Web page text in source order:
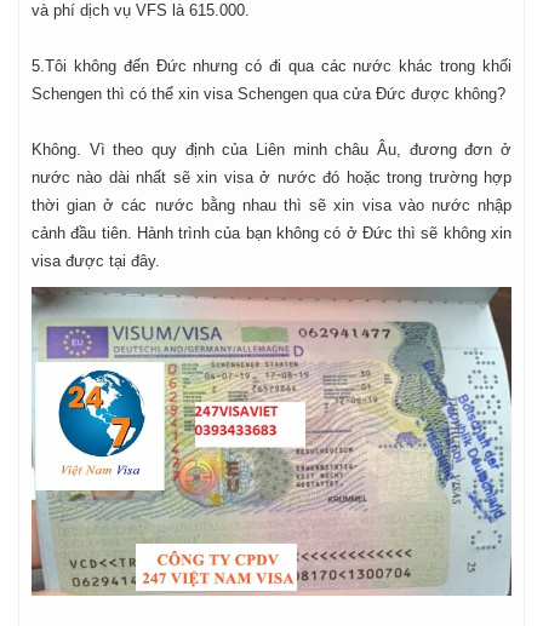
và phí dịch vụ VFS là 615.000.
5.Tôi không đến Đức nhưng có đi qua các nước khác trong khối
Schengen thì có thể xin visa Schengen qua cửa Đức được không?
Không. Vì theo quy định của Liên minh châu Âu, đương đơn ở
nước nào dài nhất sẽ xin visa ở nước đó hoặc trong trường hợp
thời gian ở các nước bằng nhau thì sẽ xin visa vào nước nhập
cảnh đầu tiên. Hành trình của bạn không có ở Đức thì sẽ không xin
visa được tại đây.